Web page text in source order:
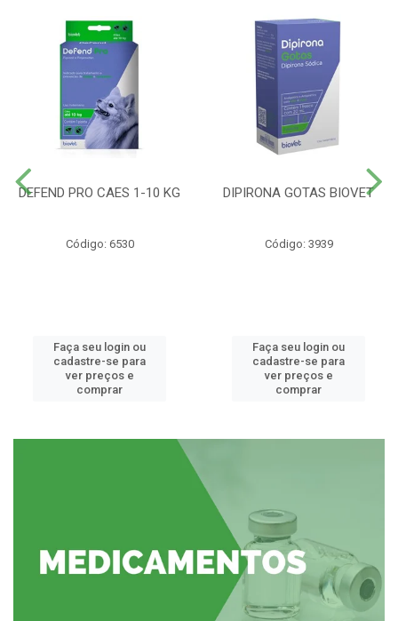
DEFEND PRO CAES 1-10 KG
Código: 6530
Faça seu login ou
cadastre-se para
ver preços e
comprar
DIPIRONA GOTAS BIOVET
Código: 3939
Faça seu login ou
cadastre-se para
ver preços e
comprar